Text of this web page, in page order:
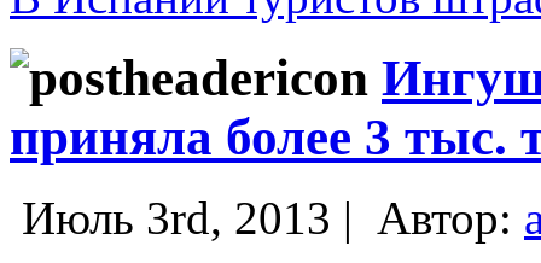
приняла более 3 тыс.
Июль 3rd, 2013 | Автор: